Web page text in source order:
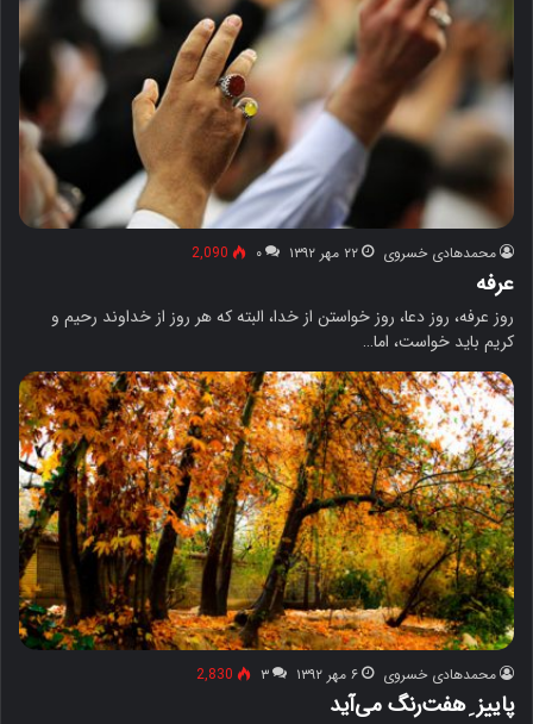
محمدهادی خسروی ۲۲ مهر ۱۳۹۲ ۰ 2,090
عرفه
روز عرفه، روز دعا، روز خواستن از خدا، البته که هر روز از خداوند رحیم و
کریم باید خواست، اما…
محمدهادی خسروی ۶ مهر ۱۳۹۲ ۳ 2,830
پاییز ِ هفت‌رنگ می‌آید